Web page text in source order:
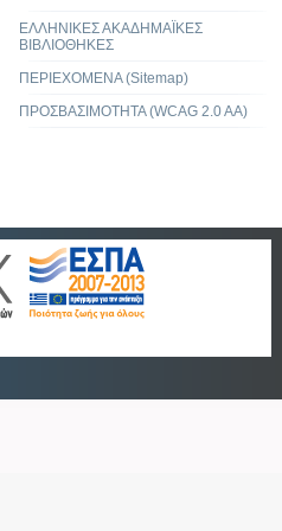
ΕΛΛΗΝΙΚΕΣ ΑΚΑΔΗΜΑΪΚΕΣ
ΒΙΒΛΙΟΘΗΚΕΣ
ΠΕΡΙΕΧΟΜΕΝΑ (Sitemap)
ΠΡΟΣΒΑΣΙΜΟΤΗΤΑ (WCAG 2.0 AA)